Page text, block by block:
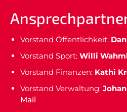
Vorstand Öffentlichkeit:
Vorstand Sport: Willi
Vorstand Finanzen: Kathi
Vorstand Verwaltung:
Mail